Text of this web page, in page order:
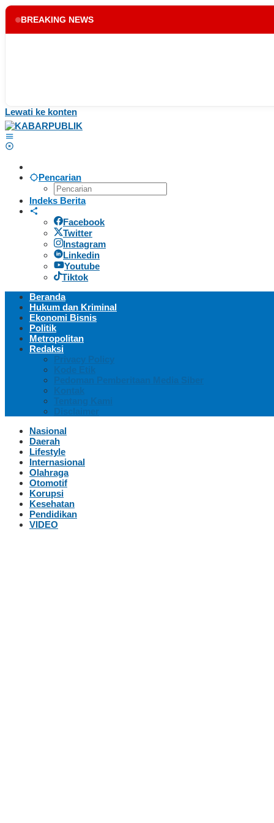
BREAKING NEWS
Lewati ke konten
Pencarian
Indeks Berita
Facebook
Twitter
Instagram
Linkedin
Youtube
Tiktok
Beranda
Hukum dan Kriminal
Ekonomi Bisnis
Politik
Metropolitan
Redaksi
Privacy Policy
Kode Etik
Pedoman Pemberitaan Media Siber
Kontak
Tentang Kami
Disclaimer
Nasional
Daerah
Lifestyle
Internasional
Olahraga
Otomotif
Korupsi
Kesehatan
Pendidikan
VIDEO